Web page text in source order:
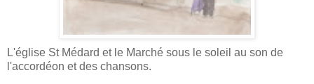
L'église St Médard et le Marché sous le soleil au son de
l'accordéon et des chansons.